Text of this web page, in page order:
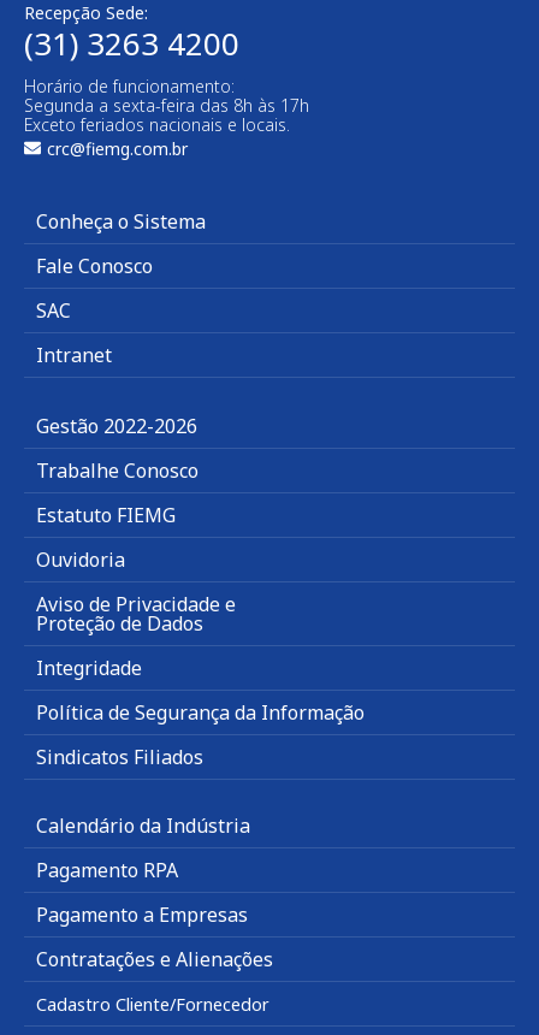
Recepção Sede:
(31) 3263 4200
Horário de funcionamento:
Segunda a sexta-feira das 8h às 17h
Exceto feriados nacionais e locais.
crc@fiemg.com.br
Conheça o Sistema
Fale Conosco
SAC
Intranet
Gestão 2022-2026
Trabalhe Conosco
Estatuto FIEMG
Ouvidoria
Aviso de Privacidade e
Proteção de Dados
Integridade
Política de Segurança da Informação
Sindicatos Filiados
Calendário da Indústria
Pagamento RPA
Pagamento a Empresas
Contratações e Alienações
Cadastro Cliente/Fornecedor